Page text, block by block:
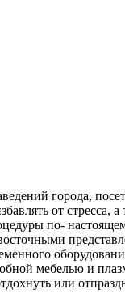
города,
от
по-
мебелью и
или